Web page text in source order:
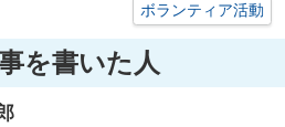
ボランティア活動
を書いた人